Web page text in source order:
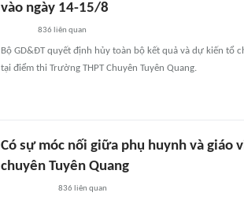
vào ngày 14-15/8
836 liên quan
Bộ GD&ĐT quyết định hủy toàn bộ kết quả và dự kiến tổ
tại điểm thi Trường THPT Chuyên Tuyên Quang.
Có sự móc nối giữa phụ huynh và giáo
chuyên Tuyên Quang
836 liên quan